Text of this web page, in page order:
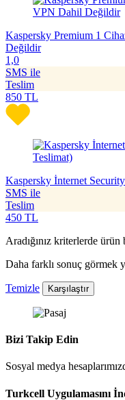
Kaspersky Premium 1
Değildir
1,0
SMS ile
Teslim
850 TL
Kaspersky İnternet
SMS ile
Teslim
450 TL
Aradığınız kriterlerde ürün
Daha farklı sonuç görmek
Temizle Karşılaştır
Bizi Takip Edin
Sosyal medya
Turkcell Uygulamasını